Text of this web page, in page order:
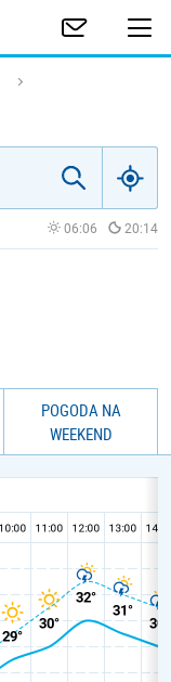
06:06 20:14
POGODA NA
WEEKEND